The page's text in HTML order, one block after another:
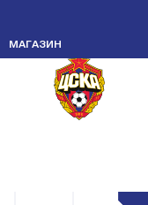
МАГАЗИН